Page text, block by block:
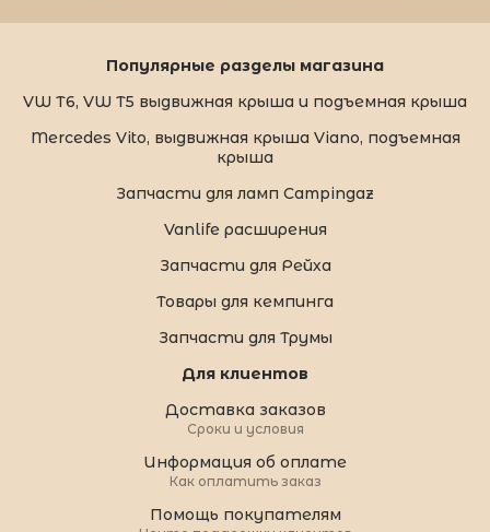
Популярные разделы магазина
VW T6, VW T5 выдвижная крыша и подъемная крыша
Mercedes Vito, выдвижная крыша Viano, подъемная
крыша
Запчасти для ламп Campingaz
Vanlife расширения
Запчасти для Рейха
Товары для кемпинга
Запчасти для Трумы
Для клиентов
Доставка заказов
Сроки и условия
Информация об оплате
Как оплатить заказ
Помощь покупателям